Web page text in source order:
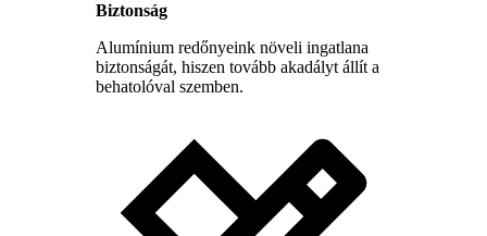
Biztonság
Alumínium redőnyeink növeli ingatlana
biztonságát, hiszen tovább akadályt állít a
behatolóval szemben.